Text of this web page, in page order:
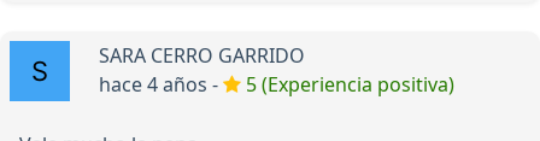
SARA CERRO GARRIDO
hace 4 años -
5 (Experiencia positiva)